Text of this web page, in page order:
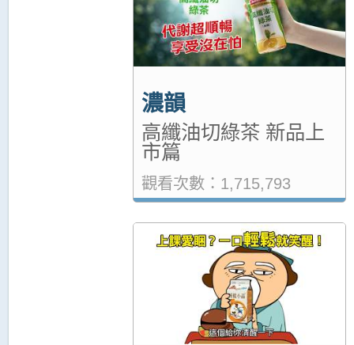
濃韻
高纖油切綠茶 新品上
市篇
觀看次數：1,715,793